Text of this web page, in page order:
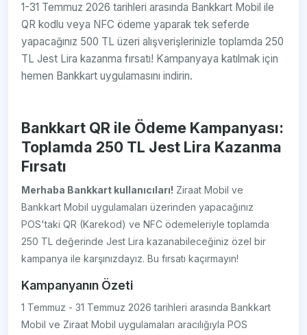
1-31 Temmuz 2026 tarihleri arasında Bankkart Mobil ile
QR kodlu veya NFC ödeme yaparak tek seferde
yapacağınız 500 TL üzeri alışverişlerinizle toplamda 250
TL Jest Lira kazanma fırsatı! Kampanyaya katılmak için
hemen Bankkart uygulamasını indirin.
Bankkart QR ile Ödeme Kampanyası:
Toplamda 250 TL Jest Lira Kazanma
Fırsatı
Merhaba Bankkart kullanıcıları! Ziraat Mobil ve
Bankkart Mobil uygulamaları üzerinden yapacağınız
POS'taki QR (Karekod) ve NFC ödemeleriyle toplamda
250 TL değerinde Jest Lira kazanabileceğiniz özel bir
kampanya ile karşınızdayız. Bu fırsatı kaçırmayın!
Kampanyanın Özeti
1 Temmuz - 31 Temmuz 2026 tarihleri arasında Bankkart
Mobil ve Ziraat Mobil uygulamaları aracılığıyla POS